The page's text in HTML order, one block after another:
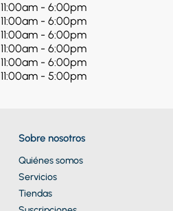
11:00am -6:00pm
11:00am -6:00pm
11:00am -6:00pm
11:00am -6:00pm
11:00am -6:00pm
11:00am -5:00pm
Sobre nosotros
Quiénes somos
Servicios
Tiendas